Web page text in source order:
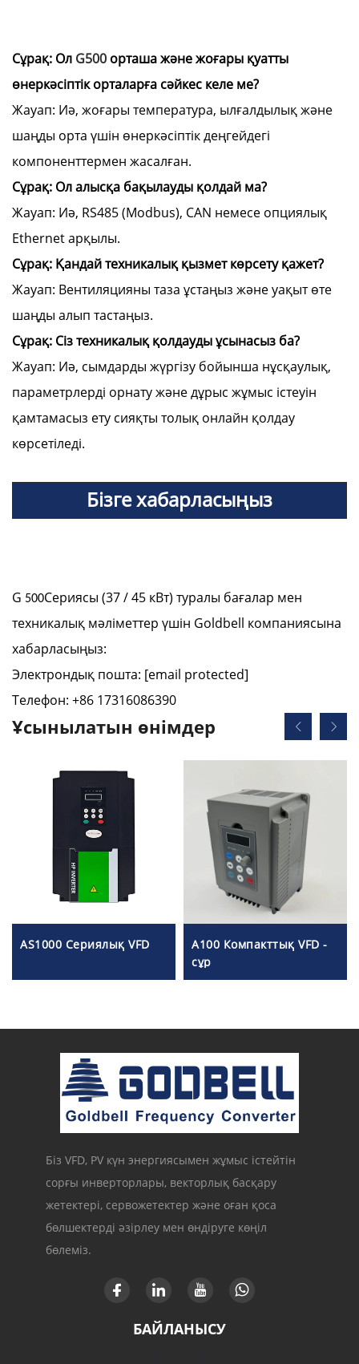
Сұрақ: Ол G500 орташа және жоғары қуатты
өнеркәсіптік орталарға сәйкес келе ме?
Жауап: Иә, жоғары температура, ылғалдылық және
шаңды орта үшін өнеркәсіптік деңгейдегі
компоненттермен жасалған.
Сұрақ: Ол алысқа бақылауды қолдай ма?
Жауап: Иә, RS485 (Modbus), CAN немесе опциялық
Ethernet арқылы.
Сұрақ: Қандай техникалық қызмет көрсету қажет?
Жауап: Вентиляцияны таза ұстаңыз және уақыт өте
шаңды алып тастаңыз.
Сұрақ: Сіз техникалық қолдауды ұсынасыз ба?
Жауап: Иә, сымдарды жүргізу бойынша нұсқаулық,
параметрлерді орнату және дұрыс жұмыс істеуін
қамтамасыз ету сияқты толық онлайн қолдау
көрсетіледі.
Бізге хабарласыңыз
G 500Сериясы (37 / 45 кВт) туралы бағалар мен
техникалық мәліметтер үшін Goldbell компаниясына
хабарласыңыз:
Электрондық пошта: [email protected]
Телефон: +86 17316086390
Ұсынылатын өнімдер
AS1000 Сериялық VFD
A100 Компакттық VFD -
сұр
Біз VFD, PV күн энергиясымен жұмыс істейтін
сорғы инверторлары, векторлық басқару
жетектері, сервожетектер және оған қоса
бөлшектерді әзірлеу мен өндіруге көңіл
бөлеміз.
БАЙЛАНЫСУ